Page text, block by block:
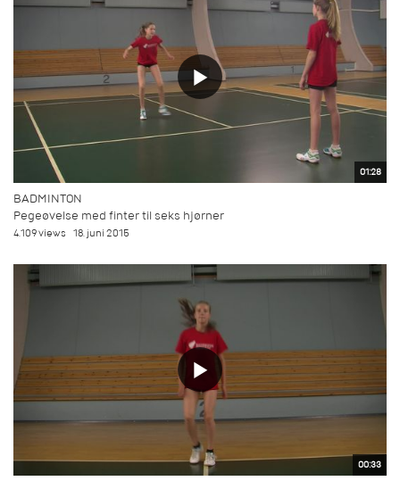
01:28
BADMINTON
Pegeøvelse med finter til seks hjørner
4.109 views 18. juni 2015
00:33